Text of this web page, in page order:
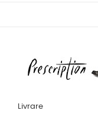
Livrare